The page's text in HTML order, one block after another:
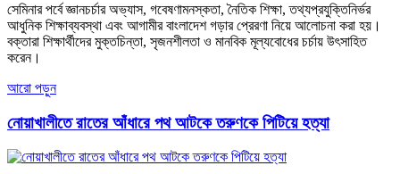
সেমিনার পর্বে জ্ঞানচর্চার অভ্যাস, গবেষণামনস্কতা, নৈতিক শিক্ষা, তথ্যপ্রযুক্তিনির্ভর
আধুনিক শিক্ষাব্যবস্থা এবং আগামীর বাংলাদেশ গড়ার প্রেরণা নিয়ে আলোচনা করা হয়।
বক্তারা শিক্ষার্থীদের মুক্তচিন্তা, সৃজনশীলতা ও মানবিক মূল্যবোধের চর্চায় উৎসাহিত
করেন।
আরো পড়ুন
নোয়াখালীতে রাতের আঁধারে পথ আটকে তরুণকে পিটিয়ে হত্যা